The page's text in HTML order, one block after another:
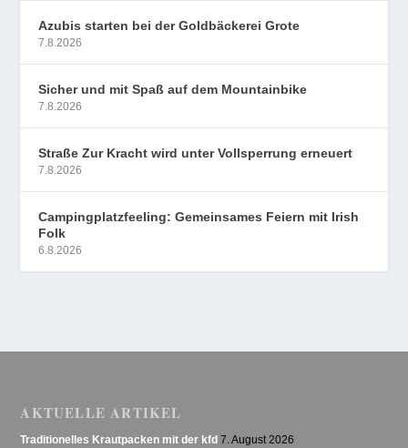
Azubis starten bei der Goldbäckerei Grote
7.8.2026
Sicher und mit Spaß auf dem Mountainbike
7.8.2026
Straße Zur Kracht wird unter Vollsperrung erneuert
7.8.2026
Campingplatzfeeling: Gemeinsames Feiern mit Irish
Folk
6.8.2026
AKTUELLE ARTIKEL
Traditionelles Krautpacken mit der kfd 7. August 2026